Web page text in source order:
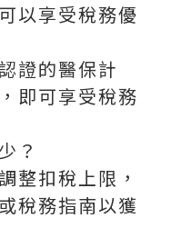
以享受稅務優
證的醫保計
即可享受稅務
？
整扣稅上限，
稅務指南以獲